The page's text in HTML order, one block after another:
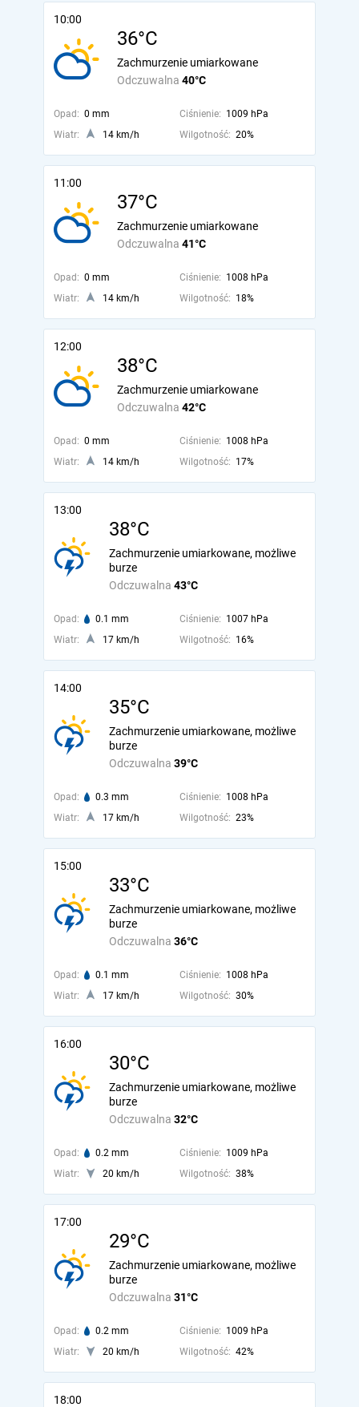
10:00
36°C
Odczuwalna 40°C
Zachmurzenie umiarkowane
Opad: 0 mm Ciśnienie: 1009 hPa
Wiatr:
14 km/h Wilgotność: 20%
11:00
37°C
Odczuwalna 41°C
Zachmurzenie umiarkowane
Opad: 0 mm Ciśnienie: 1008 hPa
Wiatr:
14 km/h Wilgotność: 18%
12:00
38°C
Odczuwalna 42°C
Zachmurzenie umiarkowane
Opad: 0 mm Ciśnienie: 1008 hPa
Wiatr:
14 km/h Wilgotność: 17%
13:00
38°C
Odczuwalna 43°C
Zachmurzenie umiarkowane, możliwe
burze
Opad: 0.1 mm Ciśnienie: 1007 hPa
Wiatr:
17 km/h Wilgotność: 16%
14:00
35°C
Odczuwalna 39°C
Zachmurzenie umiarkowane, możliwe
burze
Opad: 0.3 mm Ciśnienie: 1008 hPa
Wiatr:
17 km/h Wilgotność: 23%
15:00
33°C
Odczuwalna 36°C
Zachmurzenie umiarkowane, możliwe
burze
Opad: 0.1 mm Ciśnienie: 1008 hPa
Wiatr:
17 km/h Wilgotność: 30%
16:00
30°C
Odczuwalna 32°C
Zachmurzenie umiarkowane, możliwe
burze
Opad: 0.2 mm Ciśnienie: 1009 hPa
Wiatr:
20 km/h Wilgotność: 38%
17:00
29°C
Odczuwalna 31°C
Zachmurzenie umiarkowane, możliwe
burze
Opad: 0.2 mm Ciśnienie: 1009 hPa
Wiatr:
20 km/h Wilgotność: 42%
18:00